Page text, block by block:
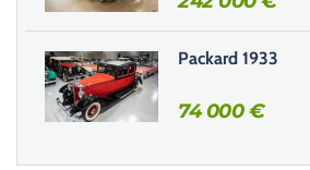
Packard 1933
74 000€